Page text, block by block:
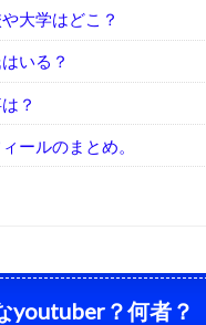
大学はどこ？
いる？
？
ールのまとめ。
youtuber？何者？